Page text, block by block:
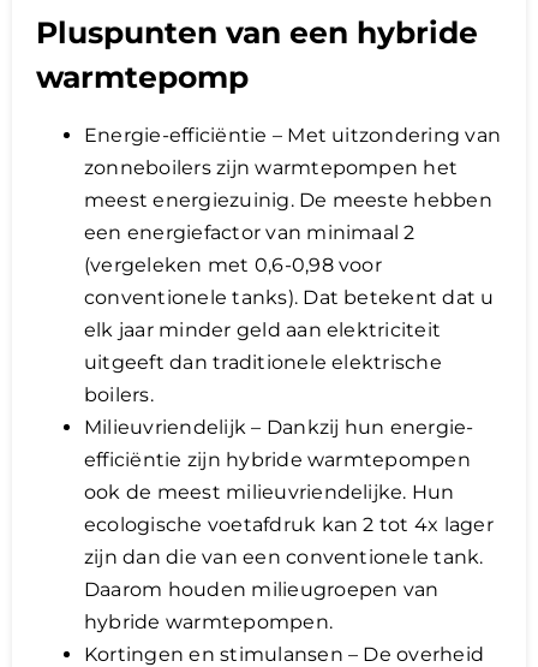
Pluspunten van een hybride
warmtepomp
Energie-efficiëntie – Met uitzondering van
zonneboilers zijn warmtepompen het
meest energiezuinig. De meeste hebben
een energiefactor van minimaal 2
(vergeleken met 0,6-0,98 voor
conventionele tanks). Dat betekent dat u
elk jaar minder geld aan elektriciteit
uitgeeft dan traditionele elektrische
boilers.
Milieuvriendelijk – Dankzij hun energie-
efficiëntie zijn hybride warmtepompen
ook de meest milieuvriendelijke. Hun
ecologische voetafdruk kan 2 tot 4x lager
zijn dan die van een conventionele tank.
Daarom houden milieugroepen van
hybride warmtepompen.
Kortingen en stimulansen – De overheid